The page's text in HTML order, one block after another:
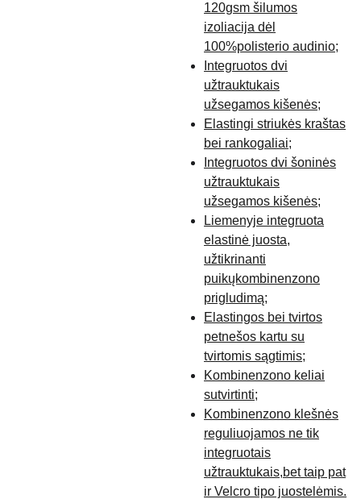
120gsm šilumos
izoliacija dėl
100%polisterio audinio;
Integruotos dvi
užtrauktukais
užsegamos kišenės;
Elastingi striukės kraštas
bei rankogaliai;
Integruotos dvi šoninės
užtrauktukais
užsegamos kišenės;
Liemenyje integruota
elastinė juosta,
užtikrinanti
puikųkombinenzono
prigludimą;
Elastingos bei tvirtos
petnešos kartu su
tvirtomis sągtimis;
Kombinenzono keliai
sutvirtinti;
Kombinenzono klešnės
reguliuojamos ne tik
integruotais
užtrauktukais,bet taip pat
ir Velcro tipo juostelėmis.